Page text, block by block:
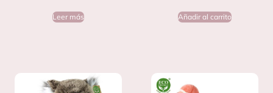
Leer más Añadir al carrito